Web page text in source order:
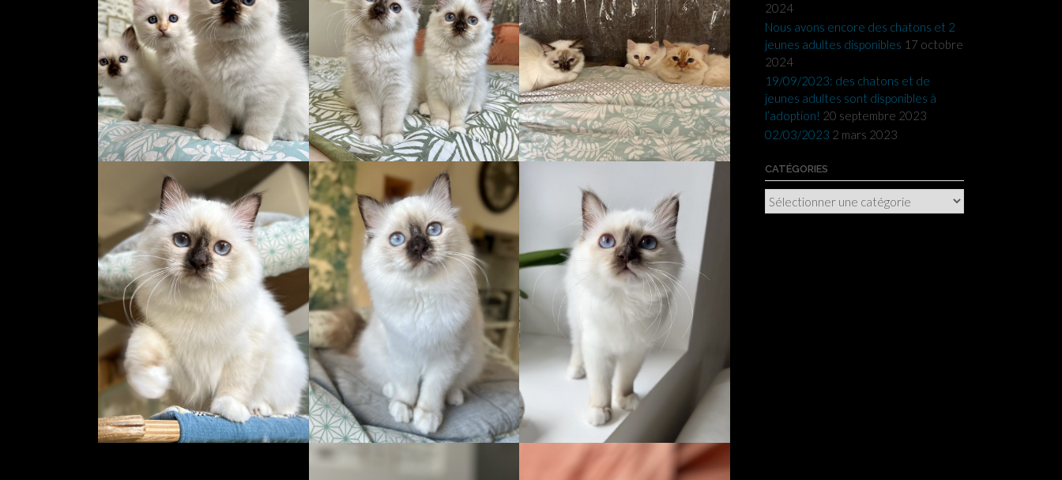
2024
Nous avons encore des chatons et 2
jeunes adultes disponibles 17 octobre
2024
19/09/2023: des chatons et de
jeunes adultes sont disponibles à
l’adoption! 20 septembre 2023
02/03/2023 2 mars 2023
CATÉGORIES
Catégories